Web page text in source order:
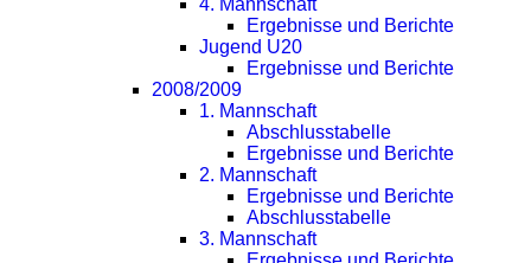
4. Mannschaft
Ergebnisse und Berichte
Jugend U20
Ergebnisse und Berichte
2008/2009
1. Mannschaft
Abschlusstabelle
Ergebnisse und Berichte
2. Mannschaft
Ergebnisse und Berichte
Abschlusstabelle
3. Mannschaft